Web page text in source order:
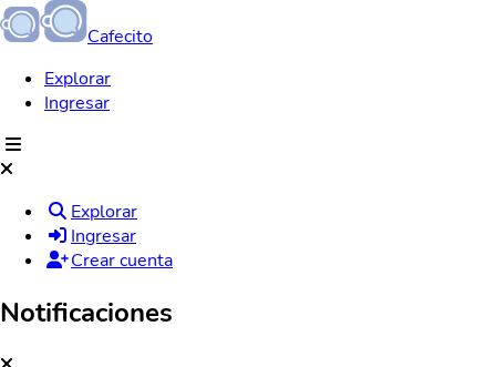
Cafecito
Explorar
Ingresar
Explorar
Ingresar
Crear cuenta
Notificaciones